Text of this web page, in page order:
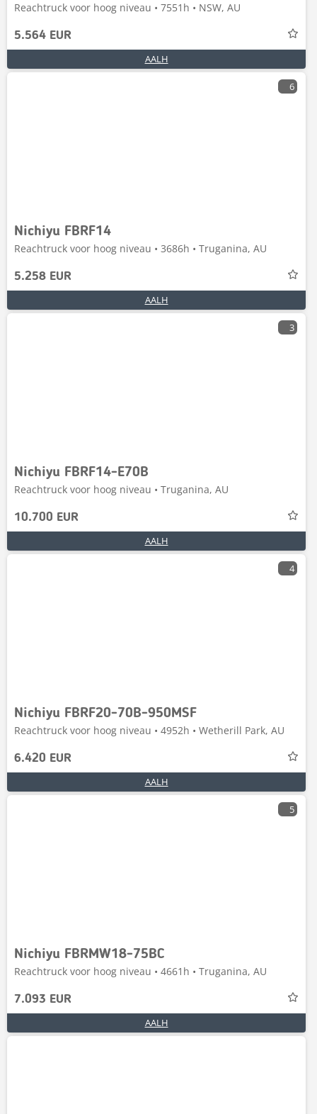
Reachtruck voor hoog niveau • 7551h • NSW, AU
5.564 EUR
AALH
6
Nichiyu FBRF14
Reachtruck voor hoog niveau • 3686h • Truganina, AU
5.258 EUR
AALH
3
Nichiyu FBRF14-E70B
Reachtruck voor hoog niveau • Truganina, AU
10.700 EUR
AALH
4
Nichiyu FBRF20-70B-950MSF
Reachtruck voor hoog niveau • 4952h • Wetherill Park, AU
6.420 EUR
AALH
5
Nichiyu FBRMW18-75BC
Reachtruck voor hoog niveau • 4661h • Truganina, AU
7.093 EUR
AALH